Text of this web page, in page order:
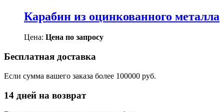
Карабин из оцинкованного металла
Цена: Цена по запросу
Бесплатная доставка
Если сумма вашего заказа более 100000 руб.
14 дней на возврат